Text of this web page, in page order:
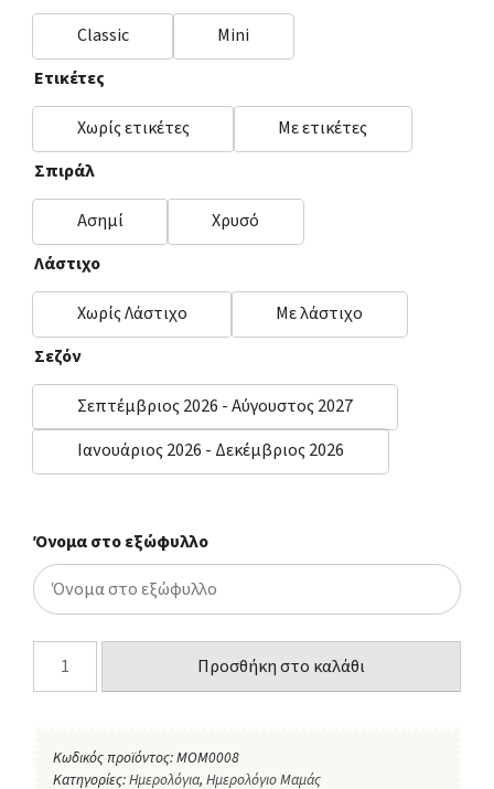
Classic
Mini
Ετικέτες
Χωρίς ετικέτες
Με ετικέτες
Σπιράλ
Ασημί
Χρυσό
Λάστιχο
Χωρίς Λάστιχο
Με λάστιχο
Σεζόν
Σεπτέμβριος 2026 - Αύγουστος 2027
Ιανουάριος 2026 - Δεκέμβριος 2026
Όνομα στο εξώφυλλο
Προσθήκη στο καλάθι
Κωδικός προϊόντος:MOM0008
Κατηγορίες:Ημερολόγια, Ημερολόγιο Μαμάς